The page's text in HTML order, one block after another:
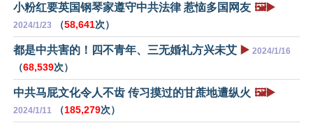
小粉红要英国钢琴家遵守中共法律 惹恼多国网友 🖼️▶️
2024/1/23 （58,641次）
都是中共害的！四不青年、三无婚礼方兴未艾 ▶️ 2024/1/16
（68,539次）
中共马屁文化令人不齿 传习摸过的甘蔗地遭纵火 🖼️▶️
2024/1/11 （185,279次）